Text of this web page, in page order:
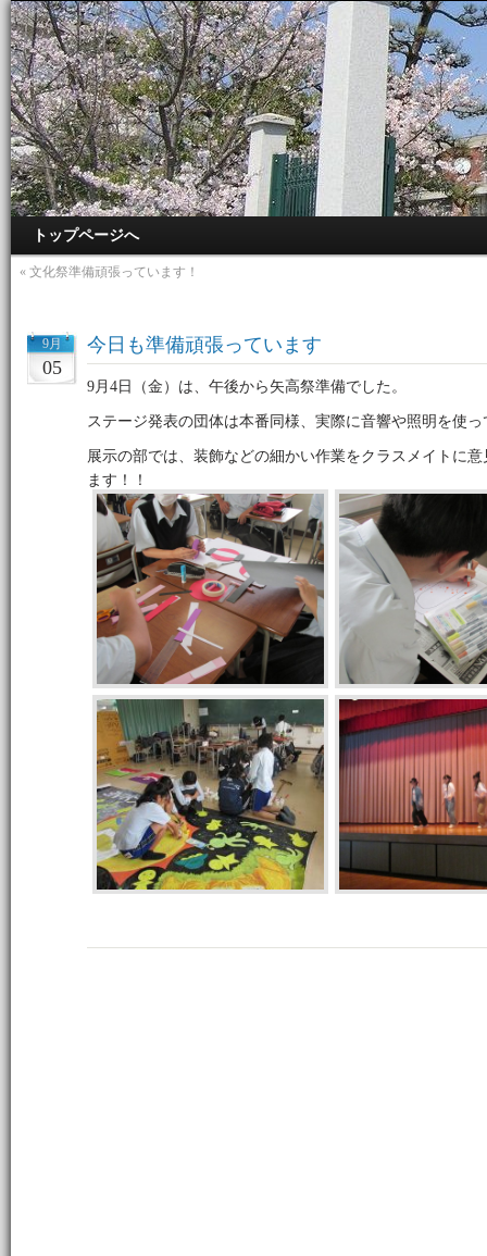
トップページへ
« 文化祭準備頑張っています！
9月
05
今日も準備頑張っています
9月4日（金）は、午後から矢高祭準備でした。
ステージ発表の団体は本番同様、実際に音響や照明を使
展示の部では、装飾などの細かい作業をクラスメイトに
ます！！